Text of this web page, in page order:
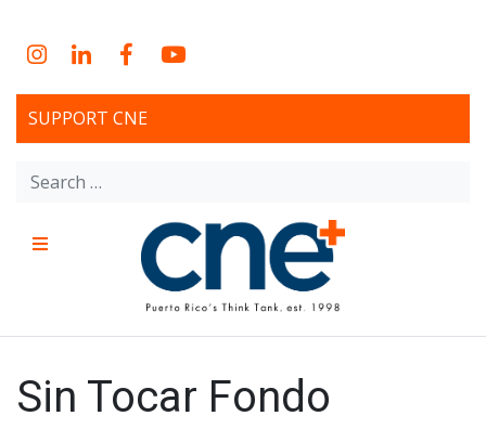
contentInstagram
LinkedInFacebookYouTube
SUPPORT CNE
Search
CNE – Centro Para Una
Nueva Economía – Center
for a New Economy
Non-profit, economic research and policy development
Sin Tocar Fondo